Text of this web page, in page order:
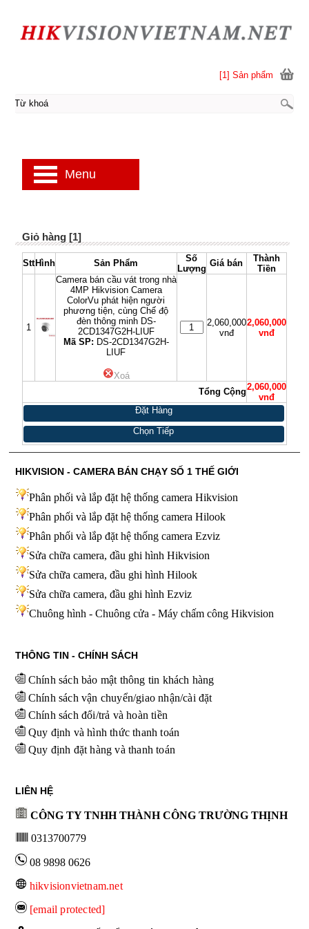
Giỏ hàng [1]
SttHình Sản Phẩm
Số
Lượng
Giá bán
Thành
Tiền
1
Camera bán cầu vát trong nhà
4MP Hikvision Camera
ColorVu phát hiện người
phương tiện, cùng Chế độ
đèn thông minh DS-
2CD1347G2H-LIUF
Mã SP: DS-2CD1347G2H-
LIUF
Xoá
2,060,000
vnđ
2,060,000
vnđ
Tổng Cộng2,060,000
vnđ
Đặt Hàng
Chọn Tiếp
[1] Sản phẩm
Menu
HIKVISION - CAMERA BÁN CHẠY SỐ 1 THẾ GIỚI
Phân phối và lắp đặt hệ thống camera Hikvision
Phân phối và lắp đặt hệ thống camera Hilook
Phân phối và lắp đặt hệ thống camera Ezviz
Sửa chữa camera, đầu ghi hình Hikvision
Sửa chữa camera, đầu ghi hình Hilook
Sửa chữa camera, đầu ghi hình Ezviz
Chuông hình - Chuông cửa - Máy chấm công Hikvision
THÔNG TIN - CHÍNH SÁCH
Chính sách bảo mật thông tin khách hàng
Chính sách vận chuyển/giao nhận/cài đặt
Chính sách đổi/trả và hoàn tiền
Quy định và hình thức thanh toán
Quy định đặt hàng và thanh toán
LIÊN HỆ
CÔNG TY TNHH THÀNH CÔNG TRƯỜNG THỊNH
0313700779
08 9898 0626
hikvisionvietnam.net
[email protected]